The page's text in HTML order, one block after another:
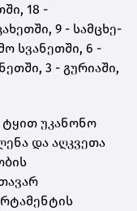
18 -
9 - სამცხე-
სვანეთში, 6 -
3 - გურიაში,
ტყით უკანონო
და აღკვეთა